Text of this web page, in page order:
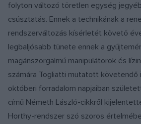
folyton változó töretlen egység
csúsztatás. Ennek a technikának a
rendszerváltozás kísérletét követő
legbaljósabb tünete ennek a
magánszorgalmú manipulátorok és
számára Togliatti mutatott követendő
októberi forradalom napjaiban
című Németh László-cikkről
Horthy-rendszer szó szoros